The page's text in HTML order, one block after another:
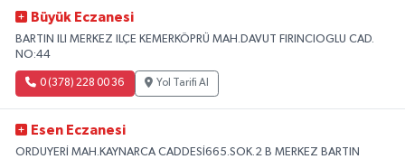
Büyük Eczanesi
BARTIN ILI MERKEZ ILÇE KEMERKÖPRÜ MAH.DAVUT FIRINCIOGLU CAD.
NO:44
0 (378) 228 00 36 Yol Tarifi Al
Esen Eczanesi
ORDUYERİ MAH.KAYNARCA CADDESİ665.SOK.2 B MERKEZ BARTIN